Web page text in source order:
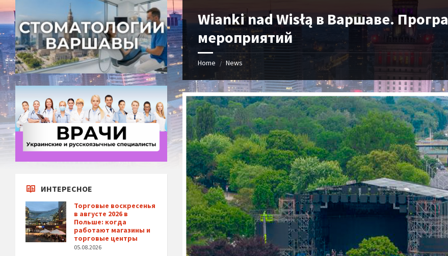
Wianki nad Wisłą в Варшаве.
мероприятий
Home / News
ИНТЕРЕСНОЕ
Торговые воскресенья
в августе 2026 в
Польше: когда
работают магазины и
торговые центры
05.08.2026